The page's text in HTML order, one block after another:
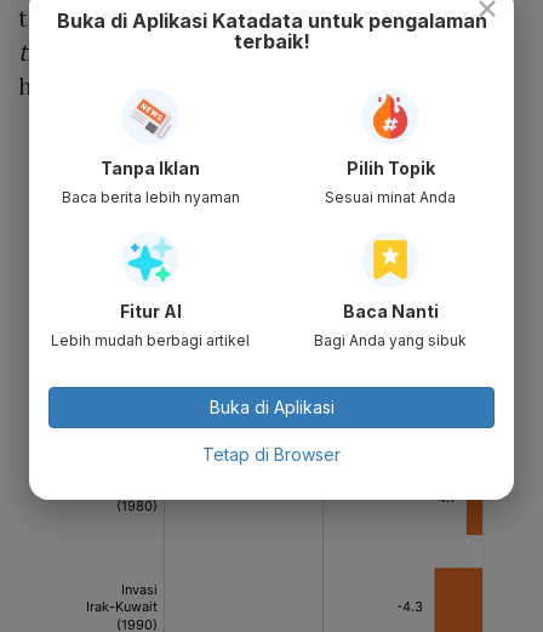
tertinggi sepanjang masa barunya atauall
time high
baru padaclosing
harga 1.750.
Buka di Aplikasi Katadata untuk pengalaman
terbaik!
Tanpa Iklan
Baca berita lebih nyaman
Pilih Topik
Sesuai minat Anda
Fitur AI
Lebih mudah berbagi artikel
Baca Nanti
Bagi Anda yang sibuk
Buka di Aplikasi
Tetap di Browser